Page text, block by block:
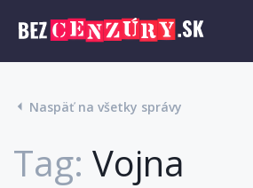
Naspäť na všetky správy
Tag: Vojna